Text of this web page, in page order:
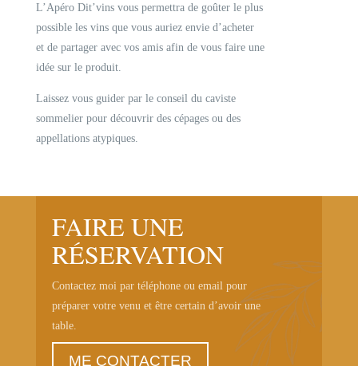
L’Apéro Dit’vins vous permettra de goûter le plus
possible les vins que vous auriez envie d’acheter
et de partager avec vos amis afin de vous faire une
idée sur le produit.
Laissez vous guider par le conseil du caviste
sommelier pour découvrir des cépages ou des
appellations atypiques.
FAIRE UNE
RÉSERVATION
Contactez moi par téléphone ou email pour
préparer votre venu et être certain d’avoir une
table.
ME CONTACTER